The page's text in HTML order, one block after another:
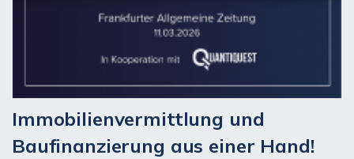
Immobilienvermittlung und
Baufinanzierung aus einer Hand!